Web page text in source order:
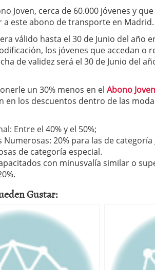
Joven, cerca de 60.000 jóvenes y
a este abono de transporte en Madrid.
válido hasta el 30 de Junio del año
los jóvenes que accedan o
de validez será el 30 de Junio del
un 30% menos en el Abono
en los descuentos dentro de las
Entre el 40% y el 50%;
Numerosas: 20% para las de categoría
de categoría especial.
con minusvalía similar o
Gustar: